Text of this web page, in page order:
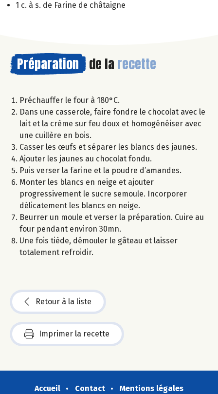
1 c. à s. de Farine de châtaigne
Préparation de la recette
Préchauffer le four à 180°C.
Dans une casserole, faire fondre le chocolat avec le
lait et la crème sur feu doux et homogénéiser avec
une cuillère en bois.
Casser les œufs et séparer les blancs des jaunes.
Ajouter les jaunes au chocolat fondu.
Puis verser la farine et la poudre d’amandes.
Monter les blancs en neige et ajouter
progressivement le sucre semoule. Incorporer
délicatement les blancs en neige.
Beurrer un moule et verser la préparation. Cuire au
four pendant environ 30mn.
Une fois tiède, démouler le gâteau et laisser
totalement refroidir.
Retour à la liste
Imprimer la recette
Accueil Contact
Mentions légales